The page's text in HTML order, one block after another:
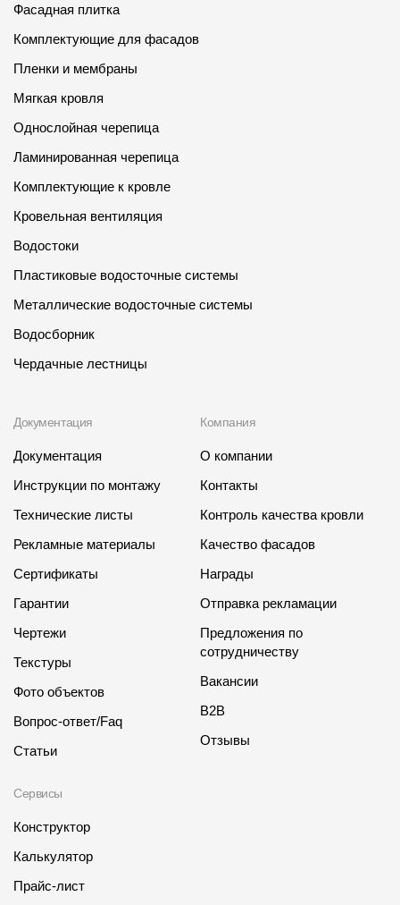
Фасадная плитка
Комплектующие для фасадов
Пленки и мембраны
Мягкая кровля
Однослойная черепица
Ламинированная черепица
Комплектующие к кровле
Кровельная вентиляция
Водостоки
Пластиковые водосточные системы
Металлические водосточные системы
Водосборник
Чердачные лестницы
Документация
Документация
Инструкции по монтажу
Технические листы
Рекламные материалы
Сертификаты
Гарантии
Чертежи
Текстуры
Фото объектов
Вопрос-ответ/Faq
Статьи
Сервисы
Конструктор
Калькулятор
Прайс-лист
Компания
О компании
Контакты
Контроль качества кровли
Качество фасадов
Награды
Отправка рекламации
Предложения по
сотрудничеству
Вакансии
B2B
Отзывы